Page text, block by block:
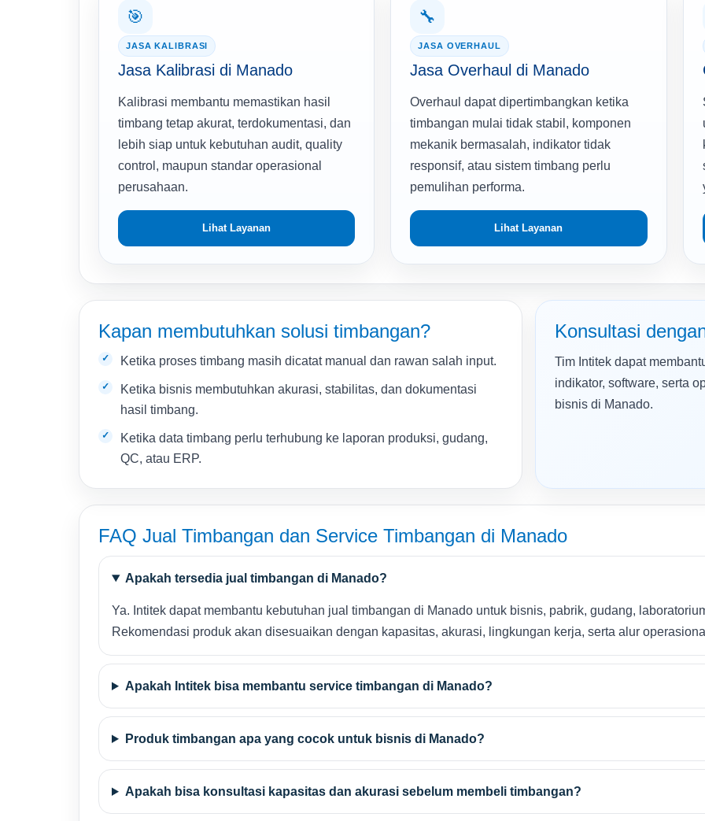
🎯
JASA KALIBRASI
Jasa Kalibrasi di Manado
Kalibrasi membantu memastikan hasil
timbang tetap akurat, terdokumentasi, dan
lebih siap untuk kebutuhan audit, quality
control, maupun standar operasional
perusahaan.
Lihat Layanan
🔧
JASA OVERHAUL
Jasa Overhaul di Manado
Overhaul dapat dipertimbangkan ketika
timbangan mulai tidak stabil, komponen
mekanik bermasalah, indikator tidak
responsif, atau sistem timbang perlu
pemulihan performa.
Lihat Layanan
Kapan membutuhkan solusi timbangan?
Ketika proses timbang masih dicatat manual dan rawan salah input.
Ketika bisnis membutuhkan akurasi, stabilitas, dan dokumentasi
hasil timbang.
Ketika data timbang perlu terhubung ke laporan produksi, gudang,
QC, atau ERP.
Konsultasi
Tim Intitek dapat
indikator, software, serta
bisnis di Manado.
FAQ Jual Timbangan dan Service Timbangan di Manado
Apakah tersedia jual timbangan di Manado?
Ya. Intitek dapat membantu kebutuhan jual timbangan di Manado untuk bisnis, pabrik, gudang,
Rekomendasi produk akan disesuaikan dengan kapasitas, akurasi, lingkungan kerja, serta alur
Apakah Intitek bisa membantu service timbangan di Manado?
Produk timbangan apa yang cocok untuk bisnis di Manado?
Apakah bisa konsultasi kapasitas dan akurasi sebelum membeli timbangan?